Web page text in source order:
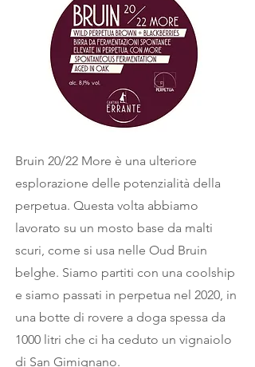
Bruin 20/22 More è una ulteriore
esplorazione delle potenzialità della
perpetua. Questa volta abbiamo
lavorato su un mosto base da malti
scuri, come si usa nelle Oud Bruin
belghe. Siamo partiti con una coolship
e siamo passati in perpetua nel 2020, in
una botte di rovere a doga spessa da
1000 litri che ci ha ceduto un vignaiolo
di San Gimignano.